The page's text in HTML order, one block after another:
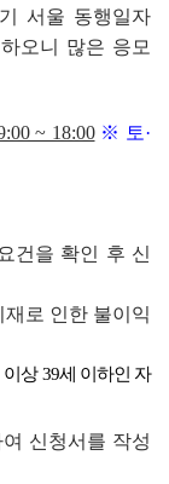
서울 동행일자
오니 많은 응모
~ 18:00 ※ 토·
건을 확인 후 신
로 인한 불이익
이상 39세 이하인 자
신청서를 작성